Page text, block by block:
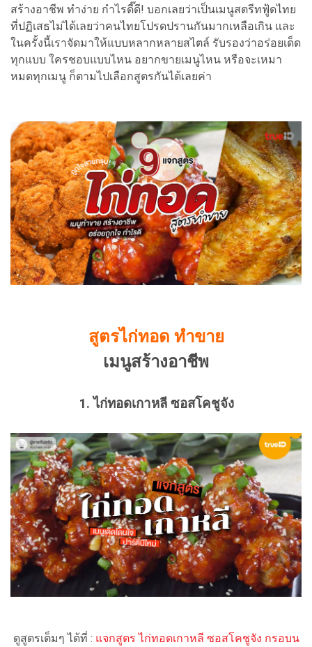
สร้างอาชีพ ทำง่าย กำไรดี๊ดี! บอกเลยว่าเป็นเมนูสตรีทฟู้ดไทย
ที่ปฏิเสธไม่ได้เลยว่าคนไทยโปรดปรานกันมากเหลือเกิน และ
ในครั้งนี้เราจัดมาให้แบบหลากหลายสไตล์ รับรองว่าอร่อยเด็ด
ทุกแบบ ใครชอบแบบไหน อยากขายเมนูไหน หรือจะเหมา
หมดทุกเมนู ก็ตามไปเลือกสูตรกันได้เลยค่า
สูตรไก่ทอด ทำขาย
เมนูสร้างอาชีพ
1.ไก่ทอดเกาหลี ซอสโคชูจัง
ดูสูตรเต็มๆ ได้ที่ : แจกสูตร ไก่ทอดเกาหลี ซอสโคชูจัง กรอบน